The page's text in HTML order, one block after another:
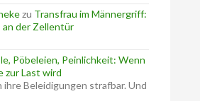
zu Transfrau im Männergriff:
der Zellentür
Pöbeleien, Peinlichkeit: Wenn
zur Last wird
ihre Beleidigungen strafbar. Und